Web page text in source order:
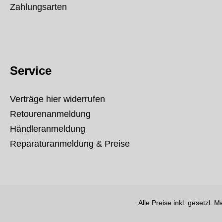
Zahlungsarten
Service
Verträge hier widerrufen
Retourenanmeldung
Händleranmeldung
Reparaturanmeldung & Preise
Alle Preise inkl. gesetzl.